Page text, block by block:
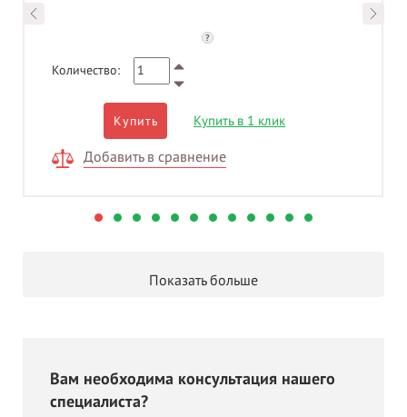
?
Количество:
Купить Купить в 1 клик
Добавить в сравнение
Показать больше
Вам необходима консультация нашего
специалиста?